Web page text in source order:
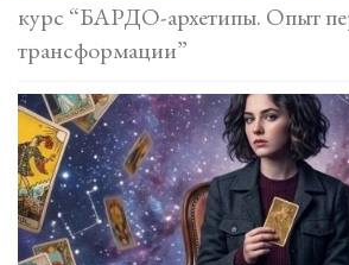
курс “БАРДО-архетипы. Опыт
трансформации”